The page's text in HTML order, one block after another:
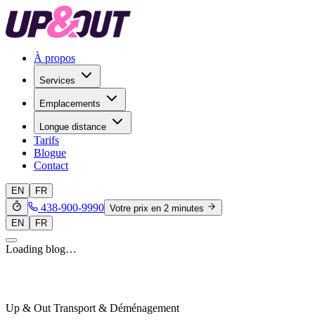
À propos
Services
Emplacements
Longue distance
Tarifs
Blogue
Contact
EN FR
438-900-9990 Votre prix en 2 minutes
EN
FR
Loading blog…
Up & Out Transport & Déménagement